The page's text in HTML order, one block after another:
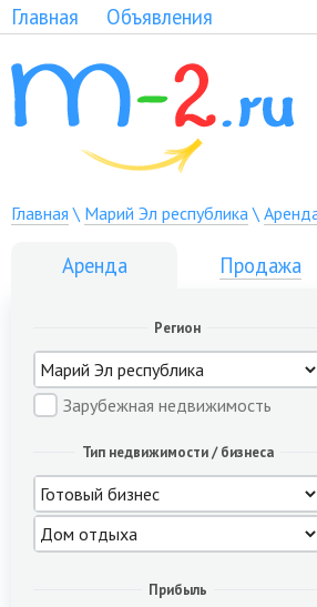
Главная Объявления
Главная \ Марий Эл республика\
Аренда Продажа
Регион
Зарубежная недвижимость
Тип недвижимости / бизнеса
Прибыль